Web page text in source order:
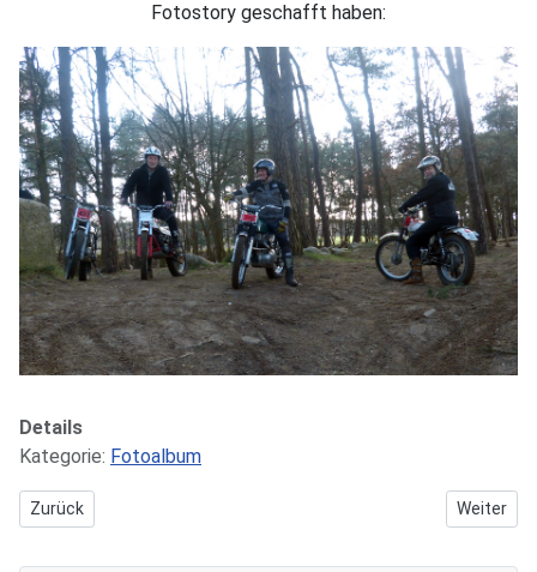
Fotostory geschafft haben:
Details
Kategorie: Fotoalbum
Vorheriger Beitrag: Arbeitsdienst am 28.11.2015
Zurück Nächster
Weiter